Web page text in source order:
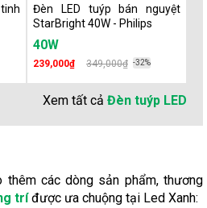
Đèn LED tuýp bán nguyệt
StarBright 40W - Philips
40W
239,000₫ 349,000₫ -32%
Xem tất cả Đèn tuýp LED
thêm các dòng sản phẩm, thương
tríđược ưa chuộng tại Led Xanh: